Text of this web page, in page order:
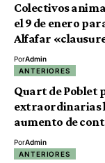
Colectivos
el 9 de enero
Alfafar
PorAdmin
ANTERIORES
Quart de Poblet
extraordinarias
aumento de
PorAdmin
ANTERIORES